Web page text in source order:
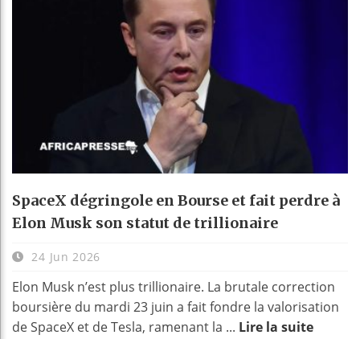
SpaceX dégringole en Bourse et fait perdre à
Elon Musk son statut de trillionaire
24 Jun 2026
Elon Musk n’est plus trillionaire. La brutale correction
boursière du mardi 23 juin a fait fondre la valorisation
de SpaceX et de Tesla, ramenant la ... Lire la suite